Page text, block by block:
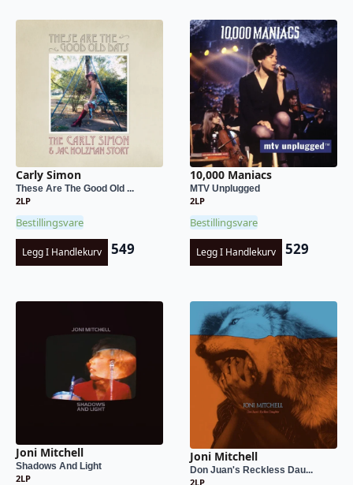
Carly Simon
These Are The Good Old ...
2LP
Bestillingsvare
Legg I Handlekurv 549
10,000 Maniacs
MTV Unplugged
2LP
Bestillingsvare
Legg I Handlekurv 529
Joni Mitchell
Shadows And Light
2LP
Joni Mitchell
Don Juan's Reckless Dau...
2LP